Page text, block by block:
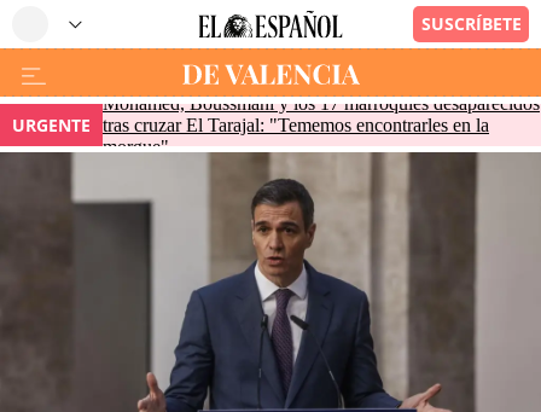
URGENTE
Mohamed, Boussmahi y los 17 marroquíes desaparecidos
tras cruzar El Tarajal: "Tememos encontrarles en la
morgue"